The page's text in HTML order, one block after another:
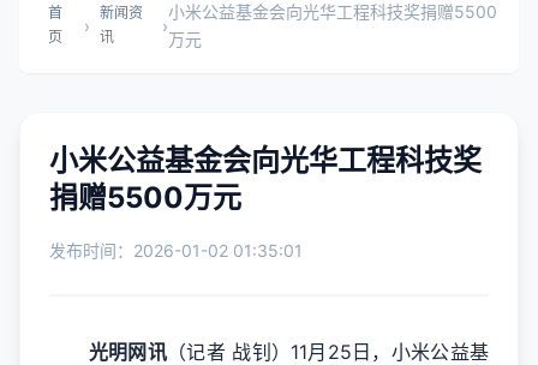
首
页
›
新闻资
讯
›
小米公益基金会向光华工程科技奖捐赠5500
万元
小米公益基金会向光华工程科技奖
捐赠5500万元
发布时间：2026-01-02 01:35:01
光明网讯（记者 战钊）11月25日，小米公益基